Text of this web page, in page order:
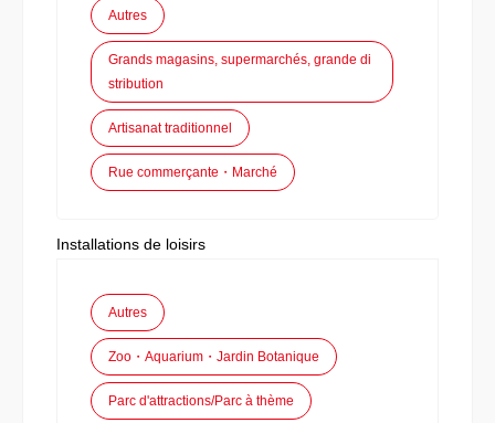
Autres
Grands magasins, supermarchés, grande di
stribution
Artisanat traditionnel
Rue commerçante・Marché
Installations de loisirs
Autres
Zoo・Aquarium・Jardin Botanique
Parc d'attractions/Parc à thème